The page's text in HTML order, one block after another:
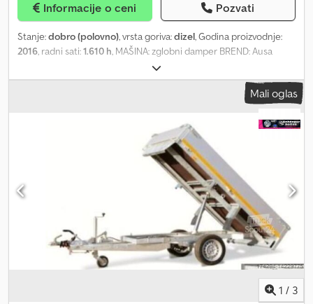
Zadržavamo pravo na greške, izmene i međuprodaju. Dodatne
Informacije o ceni Pozvati
Stanje:dobro (polovno), vrsta goriva:dizel, Godina proizvodnje:
2016, radni sati:1.610 h, MAŠINA: zglobni damper BREND: Ausa
MODEL: D150AHG Dksdpfx Aouuykieguer GODINA PROIZVODNJE:
2016 MOTOR: dizel, Kubota RADNI SATI: 1610 NOSIVOST: 1,5 tona
KLIZNA KIPSKA KORPA: 180 stepeni TRANSMISIJA: hidrostatik
proizvodnje: 2016 Pogon: točkovi Broj cilindara: 3 Težina bez
tereta: 1.510 kg Tehničko stanje: dobro Vizuelno stanje: dobro
Cena: na upit Za više informacija kontaktirajte Corne van Dueren
Mali oglas
1 / 3